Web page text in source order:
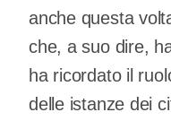
anche questa
che, a suo dire,
ha ricordato il
delle istanze dei